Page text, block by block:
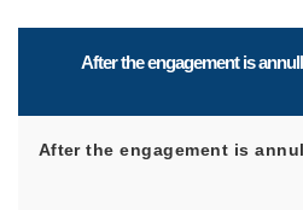
After the engagement is
After the engagement is